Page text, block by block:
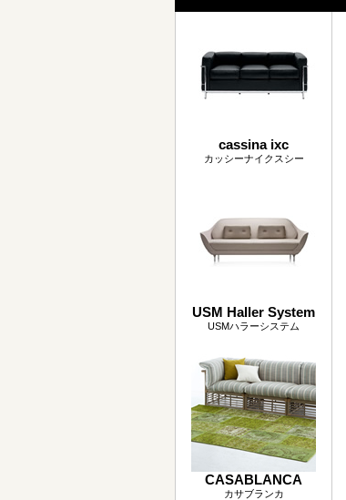
cassina ixc
カッシーナイクスシー
USM Haller System
USMハラーシステム
CASABLANCA
カサブランカ